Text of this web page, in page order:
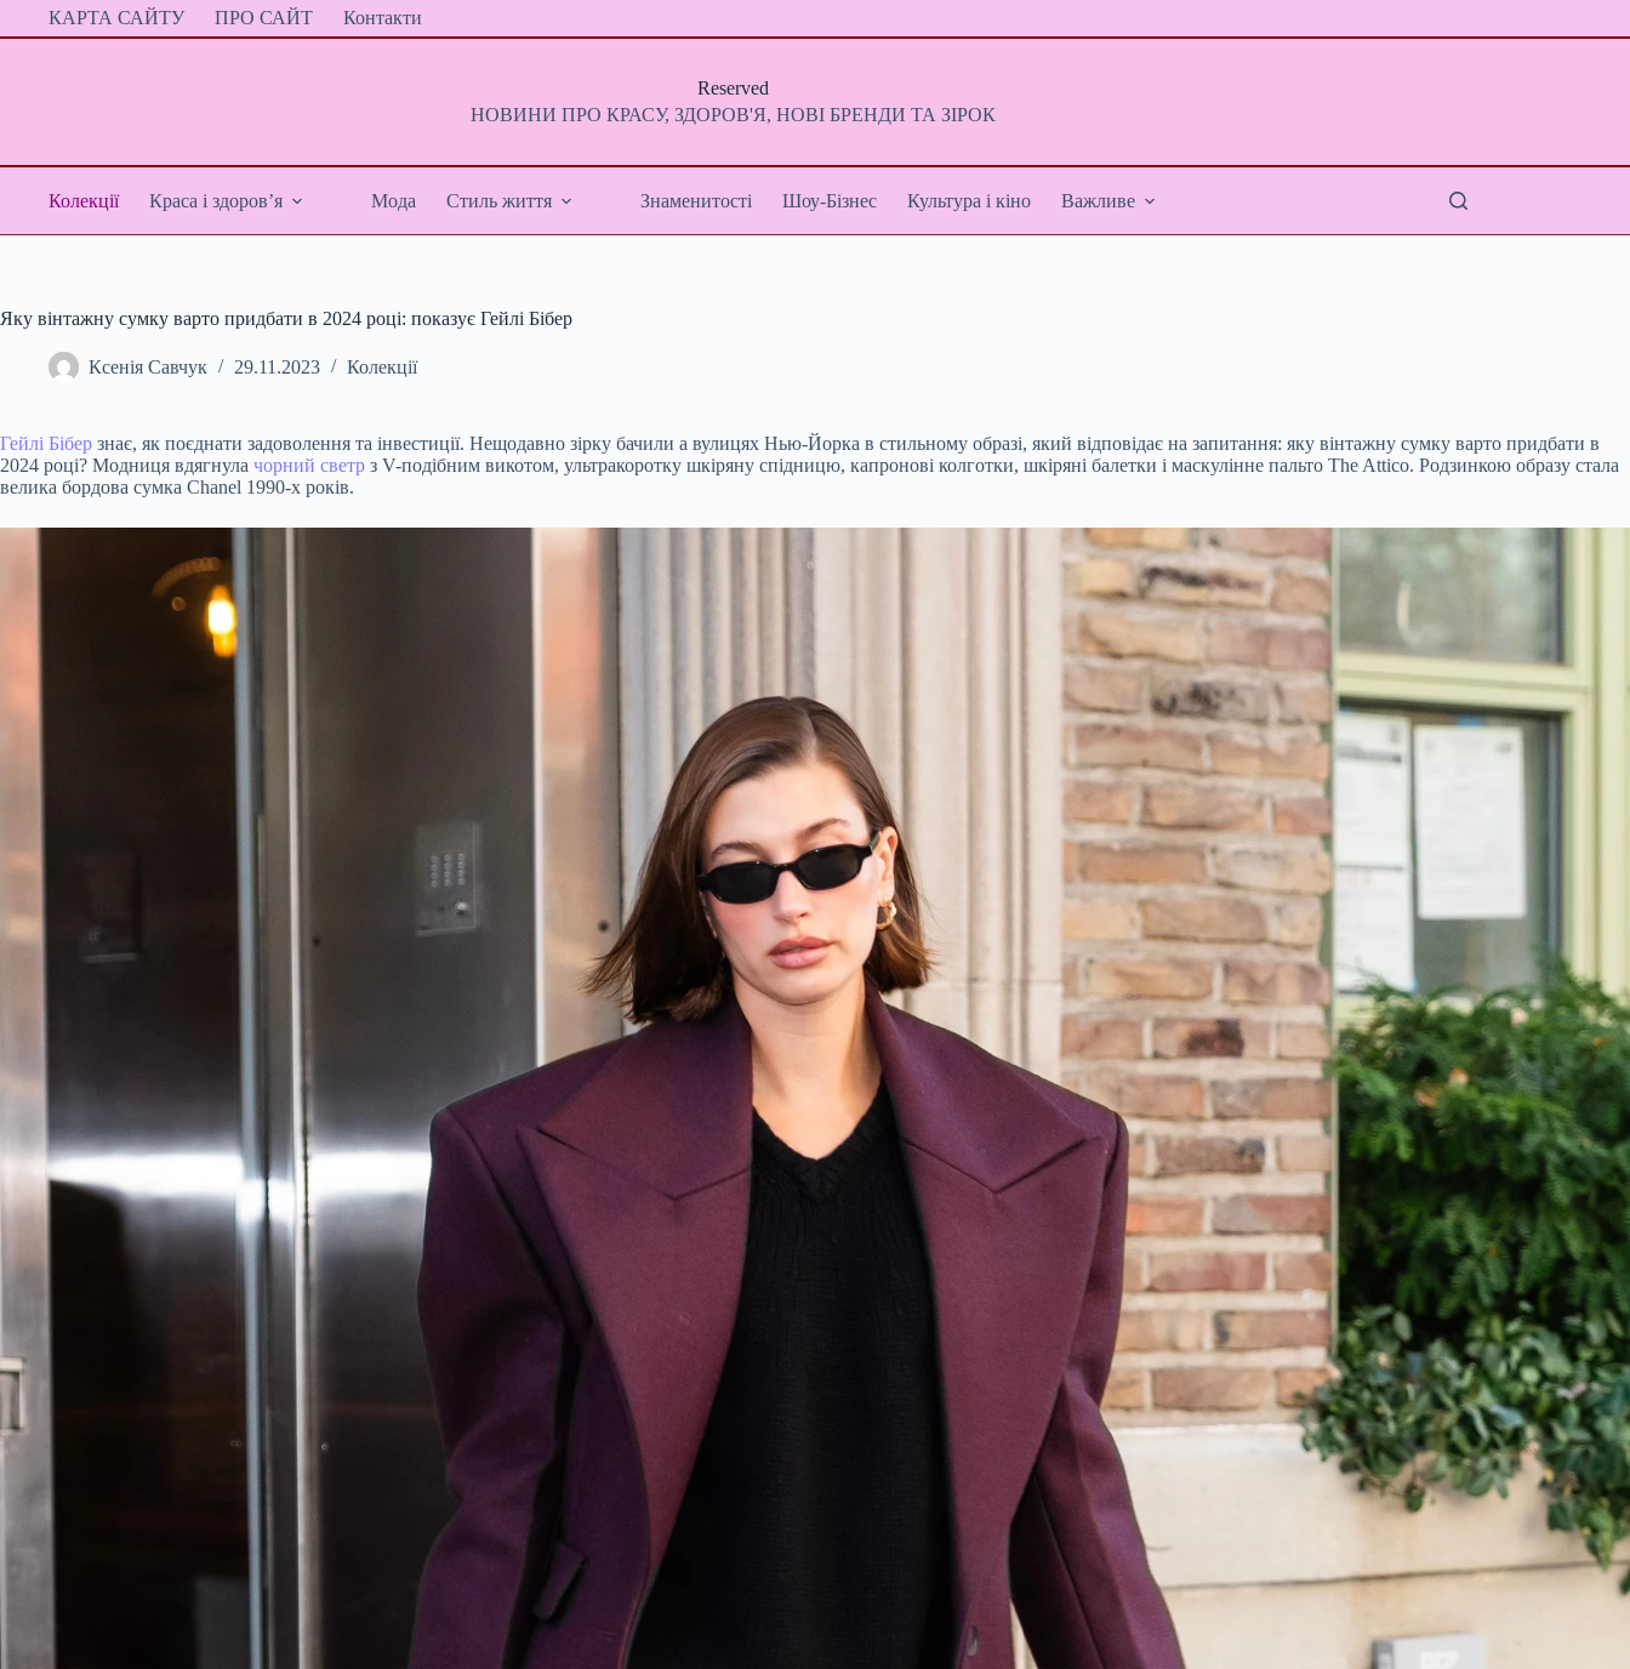
ПерейтиКАРТА САЙТУ ПРО САЙТ Контакти
Reserved
НОВИНИ ПРО КРАСУ, ЗДОРОВ'Я, НОВІ БРЕНДИ ТА ЗІРОК
Колекції Краса і здоров’я Мода Стиль життя Знаменитості Шоу-Бізнес Культура і кіно Важливе
Яку вінтажну сумку варто придбати в 2024 році: показує Гейлі Бібер
Ксенія Савчук 29.11.2023 Колекції
Гейлі Бібер знає, як поєднати задоволення та інвестиції. Нещодавно зірку бачили а вулицях Нью-Йорка в стильному образі, який відповідає на запитання: яку вінтажну сумку варто придбати в
2024 році? Модниця вдягнула чорний светр з V-подібним викотом, ультракоротку шкіряну спідницю, капронові колготки, шкіряні балетки і маскулінне пальто The ​​Attico. Родзинкою образу стала
велика бордова сумка Chanel 1990-х років.